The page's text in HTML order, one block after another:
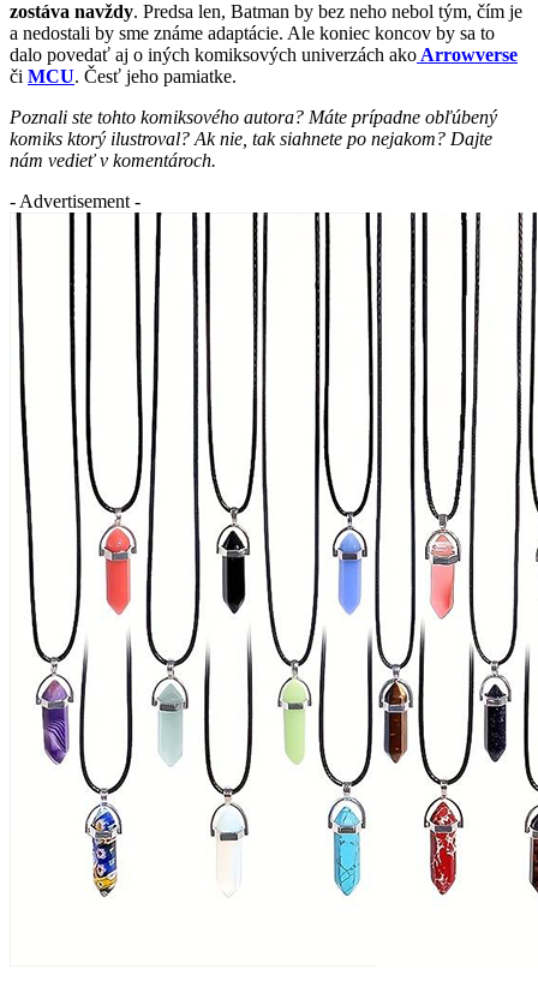
zostáva navždy. Predsa len, Batman by bez neho nebol tým, čím je
a nedostali by sme známe adaptácie. Ale koniec koncov by sa to
dalo povedať aj o iných komiksových univerzách ako Arrowverse
či MCU. Česť jeho pamiatke.
Poznali ste tohto komiksového autora? Máte prípadne obľúbený
komiks ktorý ilustroval? Ak nie, tak siahnete po nejakom? Dajte
nám vedieť v komentároch.
- Advertisement -